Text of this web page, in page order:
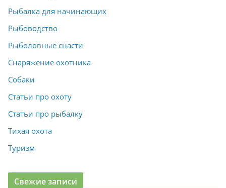
Рыбалка для начинающих
Рыбоводство
Рыболовные снасти
Снаряжение охотника
Собаки
Статьи про охоту
Статьи про рыбалку
Тихая охота
Туризм
Свежие записи